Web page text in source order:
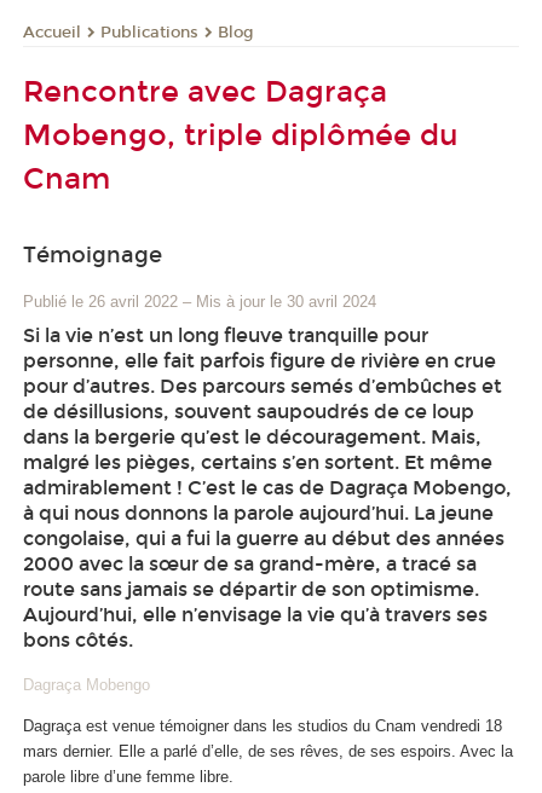
Accueil Publications Blog
Rencontre avec Dagraça
Mobengo, triple diplômée du
Cnam
Témoignage
Publié le 26 avril 2022 – Mis à jour le 30 avril 2024
Si la vie n’est un long fleuve tranquille pour
personne, elle fait parfois figure de rivière en crue
pour d’autres. Des parcours semés d’embûches et
de désillusions, souvent saupoudrés de ce loup
dans la bergerie qu’est le découragement. Mais,
malgré les pièges, certains s’en sortent. Et même
admirablement ! C’est le cas de Dagraça Mobengo,
à qui nous donnons la parole aujourd’hui. La jeune
congolaise, qui a fui la guerre au début des années
2000 avec la sœur de sa grand-mère, a tracé sa
route sans jamais se départir de son optimisme.
Aujourd’hui, elle n’envisage la vie qu’à travers ses
bons côtés.
Dagraça Mobengo
Dagraça est venue témoigner dans les studios du Cnam vendredi 18
mars dernier. Elle a parlé d’elle, de ses rêves, de ses espoirs. Avec la
parole libre d’une femme libre.